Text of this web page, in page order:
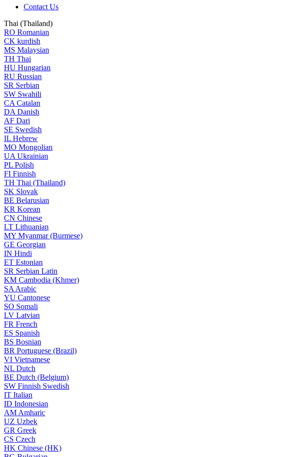
Contact Us
Thai (Thailand)
RO Romanian
CK kurdish
MS Malaysian
TH Thai
HU Hungarian
RU Russian
SR Serbian
SW Swahili
CA Catalan
DA Danish
AF Dari
SE Swedish
IL Hebrew
MO Mongolian
UA Ukrainian
PL Polish
FI Finnish
TH Thai (Thailand)
SK Slovak
BE Belarusian
KR Korean
CN Chinese
LT Lithuanian
MY Myanmar (Burmese)
GE Georgian
IN Hindi
ET Estonian
SR Serbian Latin
KM Cambodia (Khmer)
SA Arabic
YU Cantonese
SO Somali
LV Latvian
FR French
ES Spanish
BS Bosnian
BR Portuguese (Brazil)
VI Vietnamese
NL Dutch
BE Dutch (Belgium)
SW Finnish Swedish
IT Italian
ID Indonesian
AM Amharic
UZ Uzbek
GR Greek
CS Czech
HK Chinese (HK)